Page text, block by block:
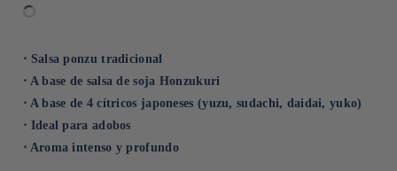
⋅ Salsa ponzu tradicional
⋅ A base de salsa de soja Honzukuri
⋅ A base de 4 cítricos japoneses (yuzu, sudachi, daidai, yuko)
⋅ Ideal para adobos
⋅ Aroma intenso y profundo